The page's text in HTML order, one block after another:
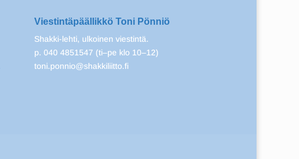
Viestintäpäällikkö Toni Pönniö
Shakki-lehti, ulkoinen viestintä.
p. 040 4851547 (ti–pe klo 10–12)
toni.ponnio@shakkiliitto.fi